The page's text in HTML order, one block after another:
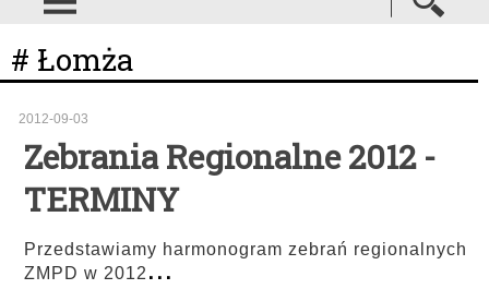
# Łomża
2012-09-03
Zebrania Regionalne 2012 -
TERMINY
Przedstawiamy harmonogram zebrań regionalnych
ZMPD w 2012...